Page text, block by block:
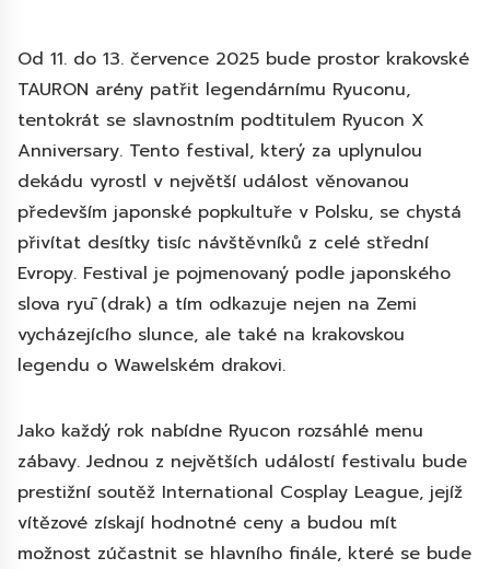
Od 11. do 13. července 2025 bude prostor krakovské
TAURON arény patřit legendárnímu Ryuconu,
tentokrát se slavnostním podtitulem Ryucon X
Anniversary. Tento festival, který za uplynulou
dekádu vyrostl v největší událost věnovanou
především japonské popkultuře v Polsku, se chystá
přivítat desítky tisíc návštěvníků z celé střední
Evropy. Festival je pojmenovaný podle japonského
slova ryū (drak) a tím odkazuje nejen na Zemi
vycházejícího slunce, ale také na krakovskou
legendu o Wawelském drakovi.
Jako každý rok nabídne Ryucon rozsáhlé menu
zábavy. Jednou z největších událostí festivalu bude
prestižní soutěž International Cosplay League, jejíž
vítězové získají hodnotné ceny a budou mít
možnost zúčastnit se hlavního finále, které se bude